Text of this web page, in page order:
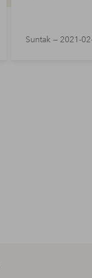
Suntak — 2021-